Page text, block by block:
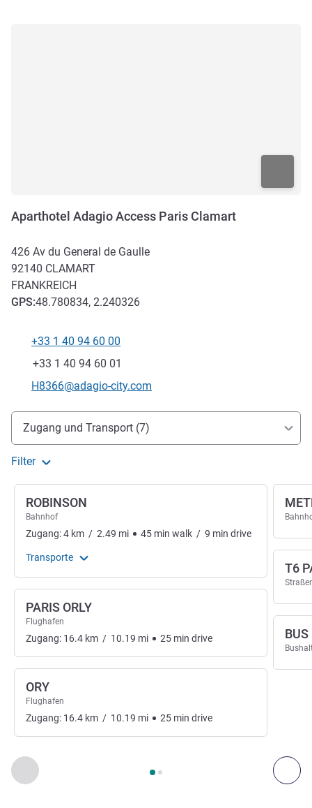
Aparthotel Adagio Access Paris Clamart
426 Av du General de Gaulle
92140 CLAMART
FRANKREICH
GPS:48.780834, 2.240326
+33 1 40 94 60 00
Fax
+33 1 40 94 60 01
Kontakt-E-Mail
H8366@adagio-city.com
Erreichbarkeit und Anbindung
Zugang und Transport (7)
Filter
Zurück - Zugang und Transport
Seite1 , Zugang und Transport 1 :, Zugang und
ROBINSON
Bahnhof
Zugang:4 km / 2.49 mi 45 min walk / 9 min drive
Transporte
PARIS ORLY
Flughafen
Zugang: 16.4 km / 10.19 mi 25 min drive
ORY
Flughafen
Zugang: 16.4 km / 10.19 mi 25 min drive
T6